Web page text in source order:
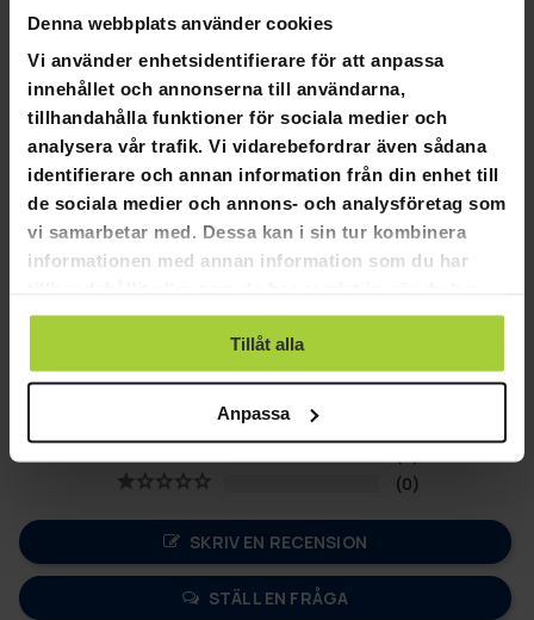
Denna webbplats använder cookies
Vi använder enhetsidentifierare för att anpassa
innehållet och annonserna till användarna,
tillhandahålla funktioner för sociala medier och
analysera vår trafik. Vi vidarebefordrar även sådana
identifierare och annan information från din enhet till
de sociala medier och annons- och analysföretag som
vi samarbetar med. Dessa kan i sin tur kombinera
informationen med annan information som du har
använt deras tjänster.
Tillåt alla
Anpassa
Produktinformation:
Stolpen monteras med betong i marken
Tjocklek: 1,5 mm
Mått: 40x60mm
Varmförzinkad + pulverlackerad
Kompatibel med 1030x2500 mm stängsel
1
0
SKRIV EN RECENSION
STÄLL EN FRÅGA